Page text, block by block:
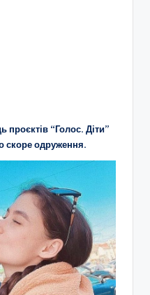
“Голос. Діти”
скоре одруження.